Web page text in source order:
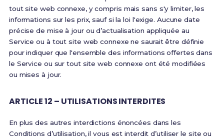
tout site web connexe, y compris mais sans s'y limiter, les
informations sur les prix, sauf si la loi l'exige. Aucune date
précise de mise à jour ou d’actualisation appliquée au
Service ou à tout site web connexe ne saurait être définie
pour indiquer que l'ensemble des informations offertes dans
le Service ou sur tout site web connexe ont été modifiées
ou mises à jour.
ARTICLE 12 – UTILISATIONS INTERDITES
En plus des autres interdictions énoncées dans les
Conditions d’utilisation, il vous est interdit d’utiliser le site ou